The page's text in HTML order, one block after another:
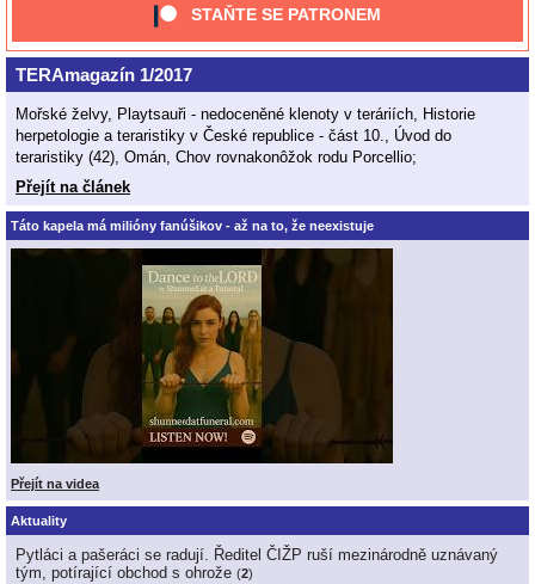
STAŇTE SE PATRONEM
TERAmagazín 1/2017
Mořské želvy, Playtsauři - nedoceněné klenoty v teráriích, Historie
herpetologie a teraristiky v České republice - část 10., Úvod do
teraristiky (42), Omán, Chov rovnakonôžok rodu Porcellio;
Přejít na článek
Táto kapela má milióny fanúšikov - až na to, že neexistuje
Přejít na videa
Aktuality
Pytláci a pašeráci se radují. Ředitel ČIŽP ruší mezinárodně uznávaný
tým, potírající obchod s ohrože (2)